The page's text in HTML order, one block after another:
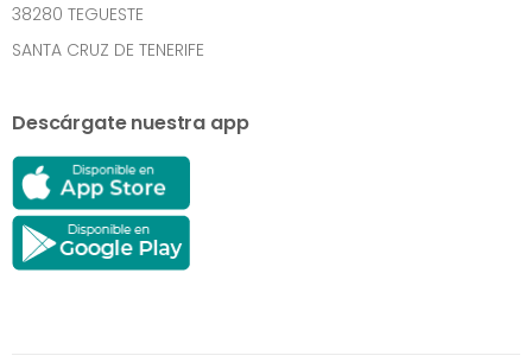
38280 TEGUESTE
SANTA CRUZ DE TENERIFE
Descárgate nuestra app